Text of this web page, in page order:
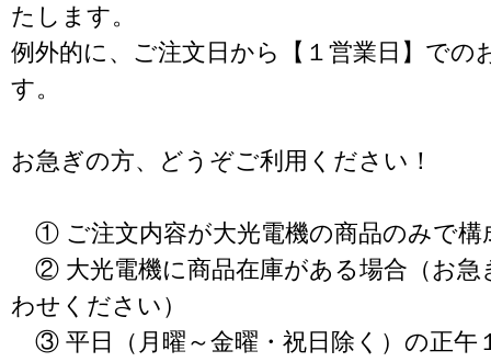
たします。
例外的に、ご注文日から【１営業日】での
す。
お急ぎの方、どうぞご利用ください！
① ご注文内容が大光電機の商品のみで構
② 大光電機に商品在庫がある場合（お急
わせください）
③ 平日（月曜～金曜・祝日除く）の正午